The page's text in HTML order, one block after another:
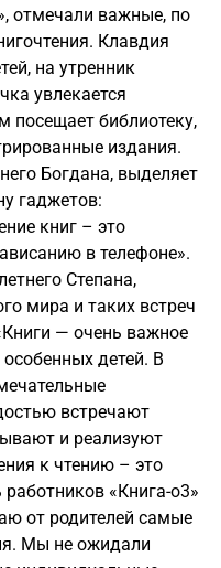
отмечали важные, по
Клавдия
на утренник
увлекается
посещает библиотеку,
издания.
Богдана, выделяет
гаджетов:
книг – это
в телефоне».
Степана,
мира и таких встреч
— очень важное
детей. В
встречают
и реализуют
к чтению – это
«Книга-о3»
от родителей самые
Мы не ожидали